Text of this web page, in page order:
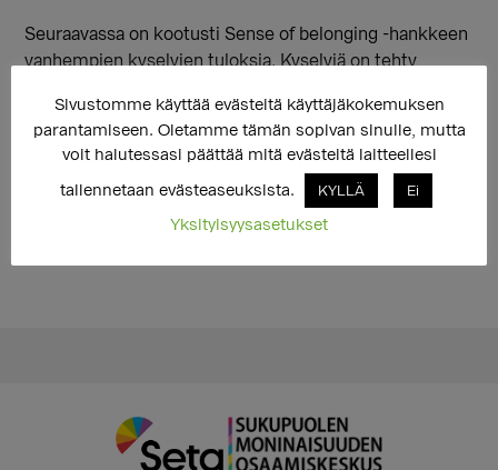
Seuraavassa on kootusti Sense of belonging -hankkeen
vanhempien kyselyjen tuloksia. Kyselyjä on tehty
Sivustomme käyttää evästeitä käyttäjäkokemuksen
parantamiseen. Oletamme tämän sopivan sinulle, mutta
voit halutessasi päättää mitä evästeitä laitteellesi
tallennetaan evästeaseuksista. KYLLÄ Ei
Yksityisyysasetukset